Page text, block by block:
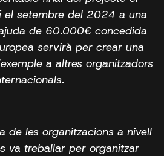
el setembre del 2024 a una
de 60.000€ concedida
servirà per crear una
a altres organitzadors
de les organitzacions a nivell
va treballar per organitzar